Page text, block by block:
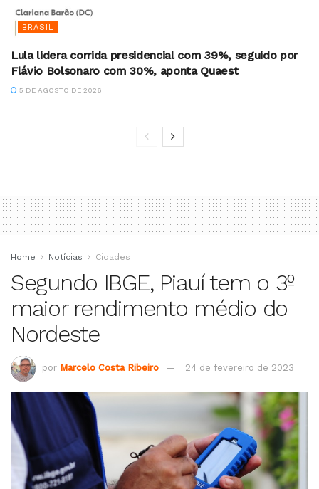
BRASIL
Lula lidera corrida presidencial com 39%, seguido por
Flávio Bolsonaro com 30%, aponta Quaest
5 DE AGOSTO DE 2026
Home Notícias Cidades
Segundo IBGE, Piauí tem o 3º
maior rendimento médio do
Nordeste
por Marcelo Costa Ribeiro 24 de fevereiro de 2023